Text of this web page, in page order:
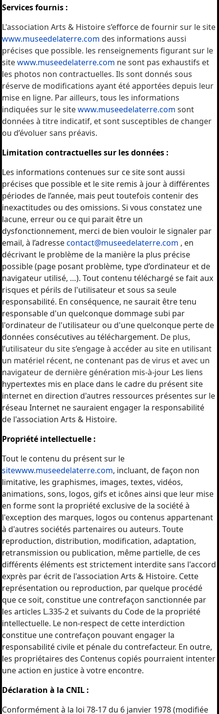
Services fournis :
L'association Arts & Histoire s’efforce de fournir sur le site
www.museedelaterre.com des informations aussi
précises que possible. les renseignements figurant sur le
sitewww.museedelaterre.com ne sont pas exhaustifs et
les photos non contractuelles. Ils sont donnés sous
réserve de modifications ayant été apportées depuis leur
mise en ligne. Par ailleurs, tous les informations
indiquées sur le sitewww.museedelaterre.com sont
données à titre indicatif, et sont susceptibles de changer
ou d’évoluer sans préavis.
Limitation contractuelles sur les données :
Les informations contenues sur ce site sont aussi
précises que possible et le site remis à jour à différentes
périodes de l’année, mais peut toutefois contenir des
inexactitudes ou des omissions. Si vous constatez une
lacune, erreur ou ce qui parait être un
dysfonctionnement, merci de bien vouloir le signaler par
email, à l’adressecontact@museedelaterre.com , en
décrivant le problème de la manière la plus précise
possible (page posant problème, type d’ordinateur et de
navigateur utilisé, …). Tout contenu téléchargé se fait aux
risques et périls de l'utilisateur et sous sa seule
responsabilité. En conséquence, ne saurait être tenu
responsable d'un quelconque dommage subi par
l'ordinateur de l'utilisateur ou d'une quelconque perte de
données consécutives au téléchargement. De plus,
l’utilisateur du site s’engage à accéder au site en utilisant
un matériel récent, ne contenant pas de virus et avec un
navigateur de dernière génération mis-à-jour Les liens
hypertextes mis en place dans le cadre du présent site
internet en direction d'autres ressources présentes sur le
réseau Internet ne sauraient engager la responsabilité
de l'association Arts & Histoire.
Propriété intellectuelle :
Tout le contenu du présent sur le
sitewww.museedelaterre.com, incluant, de façon non
limitative, les graphismes, images, textes, vidéos,
animations, sons, logos, gifs et icônes ainsi que leur mise
en forme sont la propriété exclusive de la société à
l'exception des marques, logos ou contenus appartenant
à d'autres sociétés partenaires ou auteurs. Toute
reproduction, distribution, modification, adaptation,
retransmission ou publication, même partielle, de ces
différents éléments est strictement interdite sans l'accord
exprès par écrit de l'association Arts & Histoire. Cette
représentation ou reproduction, par quelque procédé
que ce soit, constitue une contrefaçon sanctionnée par
les articles L.335-2 et suivants du Code de la propriété
intellectuelle. Le non-respect de cette interdiction
constitue une contrefaçon pouvant engager la
responsabilité civile et pénale du contrefacteur. En outre,
les propriétaires des Contenus copiés pourraient intenter
une action en justice à votre encontre.
Déclaration à la CNIL :
Conformément à la loi 78-17 du 6 janvier 1978 (modifiée